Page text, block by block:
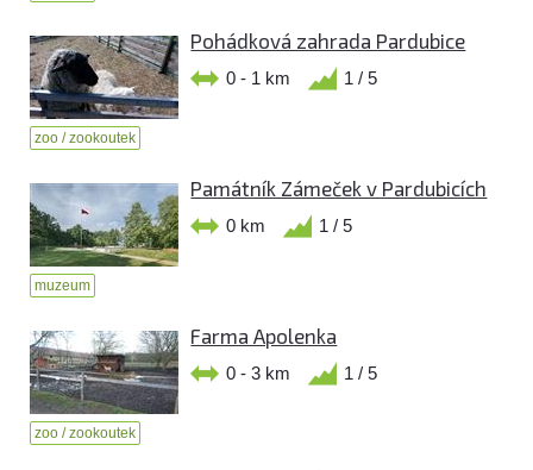
Pohádková zahrada Pardubice
0 - 1 km 1 / 5
zoo / zookoutek
Památník Zámeček v Pardubicích
0 km 1 / 5
muzeum
Farma Apolenka
0 - 3 km 1 / 5
zoo / zookoutek